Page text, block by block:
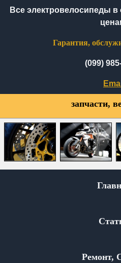
Все электровелосипеды
Гарантия,
(099)
запчасти,
Ремонт,